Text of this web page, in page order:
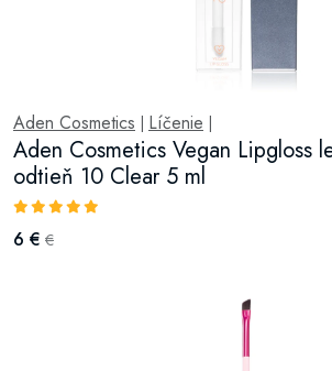
Aden Cosmetics Líčenie
Aden Cosmetics Vegan Lipgloss
odtieň 10 Clear 5 ml
6 € €